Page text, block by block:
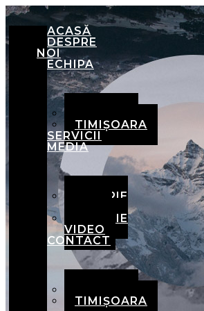
ACASĂ
DESPRE
NOI
ECHIPA
TIMIȘOARA
SERVICII
MEDIA
GALERIE
GALERIE
VIDEO
CONTACT
TIMIȘOARA